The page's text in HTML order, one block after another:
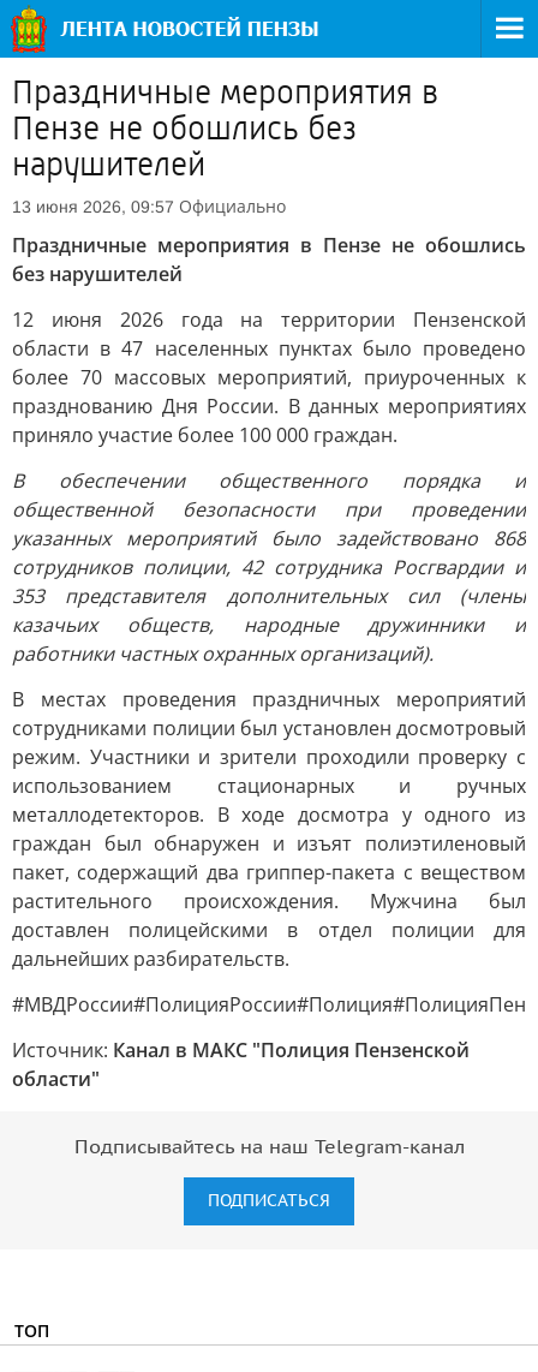
Праздничные мероприятия в
Пензе не обошлись без
нарушителей
13 июня 2026, 09:57 Официально
Праздничные мероприятия в Пензе не обошлись
без нарушителей
12 июня 2026 года на территории Пензенской
области в 47 населенных пунктах было проведено
более 70 массовых мероприятий, приуроченных к
празднованию Дня России. В данных мероприятиях
приняло участие более 100 000 граждан.
В обеспечении общественного порядка и
общественной безопасности при проведении
указанных мероприятий было задействовано 868
сотрудников полиции, 42 сотрудника Росгвардии и
353 представителя дополнительных сил (члены
казачьих обществ, народные дружинники и
работники частных охранных организаций).
В местах проведения праздничных мероприятий
сотрудниками полиции был установлен досмотровый
режим. Участники и зрители проходили проверку с
использованием стационарных и ручных
металлодетекторов. В ходе досмотра у одного из
граждан был обнаружен и изъят полиэтиленовый
пакет, содержащий два гриппер-пакета с веществом
растительного происхождения. Мужчина был
доставлен полицейскими в отдел полиции для
дальнейших разбирательств.
Источник: Канал в МАКС "Полиция Пензенской
области"
Подписывайтесь на наш Telegram-канал
ПОДПИСАТЬСЯ
ТОП